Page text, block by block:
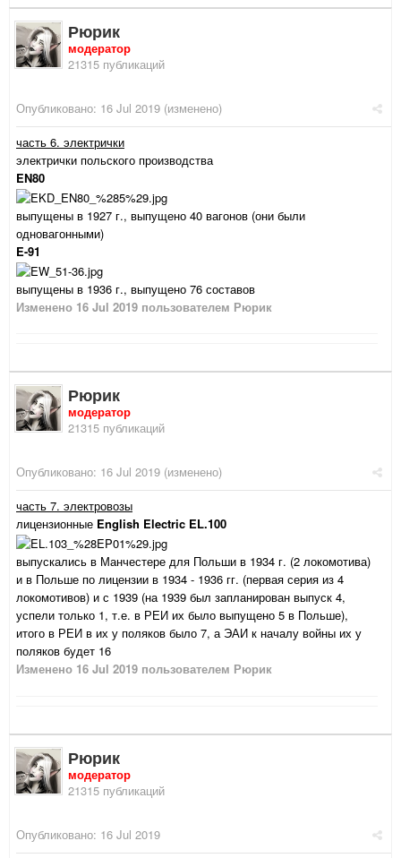
Рюрик
модератор
21315 публикаций
Опубликовано: 16 Jul 2019 (изменено)
часть 6. электрички
электрички польского производства
EN80
выпущены в 1927 г., выпущено 40 вагонов (они были
одновагонными)
E-91
выпущены в 1936 г., выпущено 76 составов
Изменено 16 Jul 2019 пользователем Рюрик
Рюрик
модератор
21315 публикаций
Опубликовано: 16 Jul 2019 (изменено)
часть 7. электровозы
лицензионные English Electric EL.100
выпускались в Манчестере для Польши в 1934 г. (2 локомотива)
и в Польше по лицензии в 1934 - 1936 гг. (первая серия из 4
локомотивов) и с 1939 (на 1939 был запланирован выпуск 4,
успели только 1, т.е. в РЕИ их было выпущено 5 в Польше),
итого в РЕИ в их у поляков было 7, а ЭАИ к началу войны их у
поляков будет 16
Изменено 16 Jul 2019 пользователем Рюрик
Рюрик
модератор
21315 публикаций
Опубликовано: 16 Jul 2019